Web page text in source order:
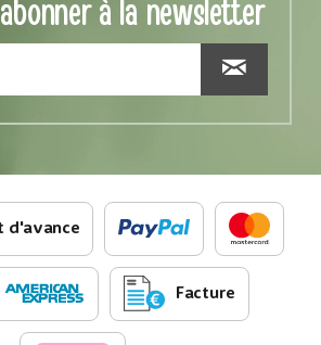
à la newsletter
d'avance
Facture